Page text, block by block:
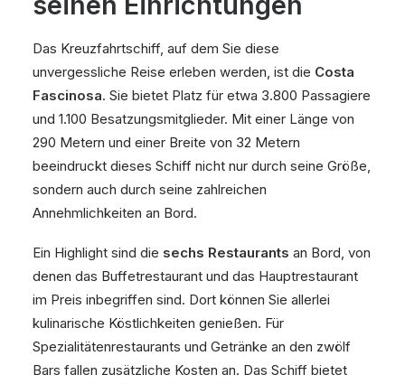
Das Kreuzfahrtschiff, auf dem Sie diese
unvergessliche Reise erleben werden, ist die Costa
Fascinosa. Sie bietet Platz für etwa 3.800 Passagiere
und 1.100 Besatzungsmitglieder. Mit einer Länge von
290 Metern und einer Breite von 32 Metern
beeindruckt dieses Schiff nicht nur durch seine Größe,
sondern auch durch seine zahlreichen
Annehmlichkeiten an Bord.
Ein Highlight sind die sechs Restaurants an Bord, von
denen das Buffetrestaurant und das Hauptrestaurant
im Preis inbegriffen sind. Dort können Sie allerlei
kulinarische Köstlichkeiten genießen. Für
Spezialitätenrestaurants und Getränke an den zwölf
Bars fallen zusätzliche Kosten an. Das Schiff bietet